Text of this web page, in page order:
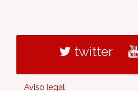
twitter
Aviso legal